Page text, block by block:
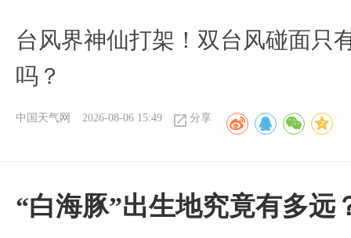
台风界神仙打架！双台风碰面只
吗？
中国天气网 2026-08-06 15:49 分享
“白海豚”出生地究竟有多远